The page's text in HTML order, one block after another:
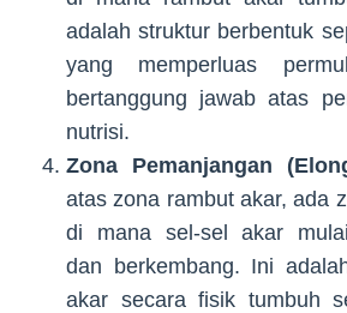
adalah struktur berbentuk
yang memperluas
bertanggung jawab atas
nutrisi.
Zona Pemanjangan
atas zona rambut akar, ada
di mana sel-sel akar
dan berkembang. Ini
akar secara fisik tumbuh